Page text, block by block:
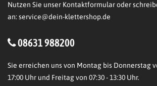
Nutzen Sie unser Kontaktformular oder
an: service@dein-klettershop.de
08631 988200
Sie erreichen uns von Montag bis Donnerstag
17:00 Uhr und Freitag von 07:30 - 13:30 Uhr.